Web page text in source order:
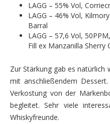
LAGG – 55% Vol,
LAGG – 46% Vol,
Barral
LAGG – 57,6 Vol,
Fill ex Manzanilla Sherry
Zur Stärkung gab es
mit anschließendem
Verkostung von der
begleitet. Sehr viele
Whiskyfreunde.